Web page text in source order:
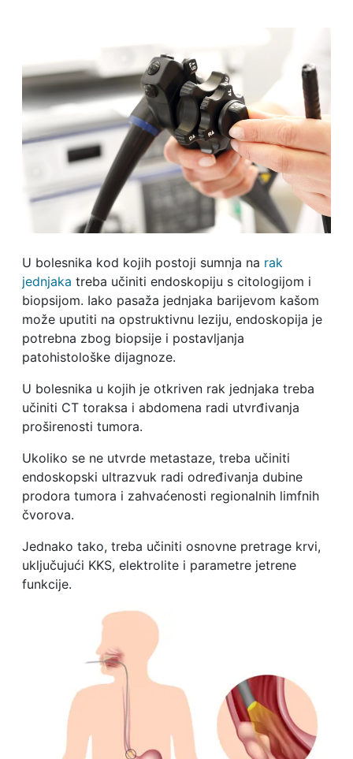
U bolesnika kod kojih postoji sumnja na rak
jednjaka treba učiniti endoskopiju s citologijom i
biopsijom. Iako pasaža jednjaka barijevom kašom
može uputiti na opstruktivnu leziju, endoskopija je
potrebna zbog biopsije i postavljanja
patohistološke dijagnoze.
U bolesnika u kojih je otkriven rak jednjaka treba
učiniti CT toraksa i abdomena radi utvrđivanja
proširenosti tumora.
Ukoliko se ne utvrde metastaze, treba učiniti
endoskopski ultrazvuk radi određivanja dubine
prodora tumora i zahvaćenosti regionalnih limfnih
čvorova.
Jednako tako, treba učiniti osnovne pretrage krvi,
uključujući KKS, elektrolite i parametre jetrene
funkcije.